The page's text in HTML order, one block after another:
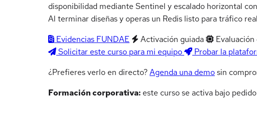
disponibilidad mediante Sentinel y escalado horizontal
Al terminar diseñas y operas un Redis listo para tráfico
Evidencias FUNDAE
Activación guiada Evaluación
Solicitar este curso para mi equipo
Probar la
¿Prefieres verlo en directo?Agenda una demosin
Formación corporativa: este curso se activa bajo